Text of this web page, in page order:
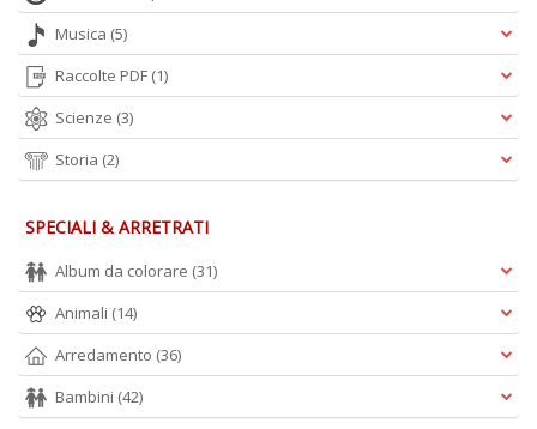
Musica (5)
Raccolte PDF (1)
Scienze (3)
Storia (2)
SPECIALI & ARRETRATI
Album da colorare (31)
Animali (14)
Arredamento (36)
Bambini (42)